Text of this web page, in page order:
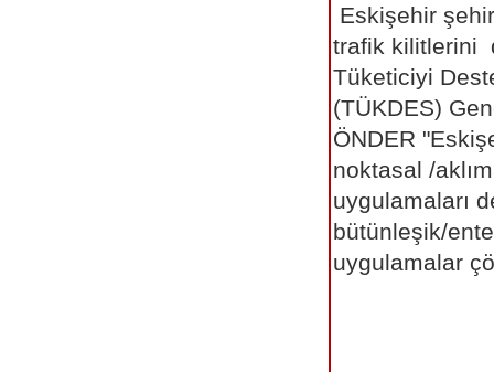
Eskişehir
trafik kilitlerini
Tüketiciyi
(TÜKDES)
ÖNDER
noktasal /
uygulamaları
bütünleşik/
uygulamalar